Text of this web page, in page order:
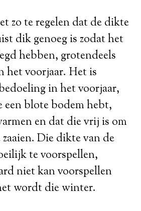
zo te regelen dat de dikte
dik genoeg is zodat het
hebben, grotendeels
het voorjaar. Het is
in het voorjaar,
een blote bodem hebt,
en dat die vrij is om
Die dikte van de
te voorspellen,
niet kan voorspellen
wordt die winter.